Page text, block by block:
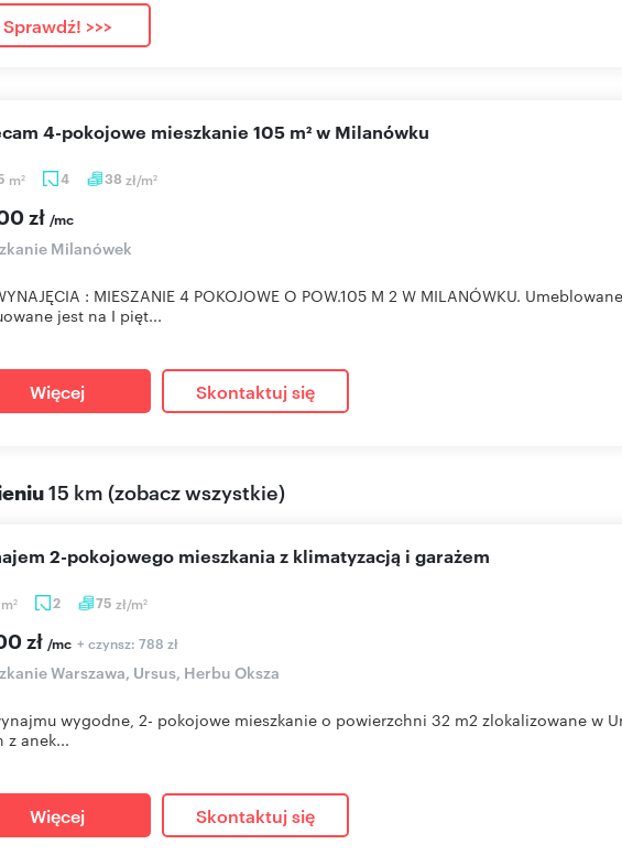
Sprawdź! >>>
m2 4 38 zł/m2
4-pokojowe mieszkanie 105 m² w Milanówku
zł /mc
Milanówek
: MIESZANIE 4 POKOJOWE O POW.105 M 2 W MILANÓWKU.
jest na I pięt...
Więcej Skontaktuj się
15 km (zobacz wszystkie)
m2 2 75 zł/m2
2-pokojowego mieszkania z klimatyzacją i garażem
zł /mc + czynsz: 788 zł
Warszawa, Ursus, Herbu Oksza
wygodne, 2- pokojowe mieszkanie o powierzchni 32 m2 zlokalizowane w
z anek...
Więcej Skontaktuj się